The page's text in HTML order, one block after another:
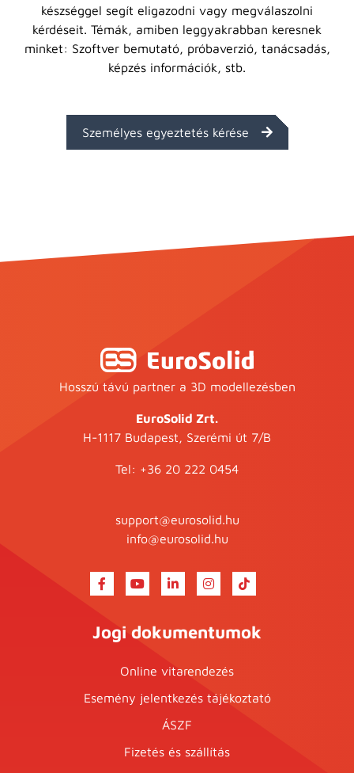
készséggel segít eligazodni vagy megválaszolni
kérdéseit. Témák, amiben leggyakrabban keresnek
minket: Szoftver bemutató, próbaverzió, tanácsadás,
képzés információk, stb.
Személyes egyeztetés kérése
Hosszú távú partner a 3D modellezésben
EuroSolid Zrt.
H-1117 Budapest, Szerémi út 7/B
Tel: +36 20 222 0454
support@eurosolid.hu
info@eurosolid.hu
Jogi dokumentumok
Online vitarendezés
Esemény jelentkezés tájékoztató
ÁSZF
Fizetés és szállítás